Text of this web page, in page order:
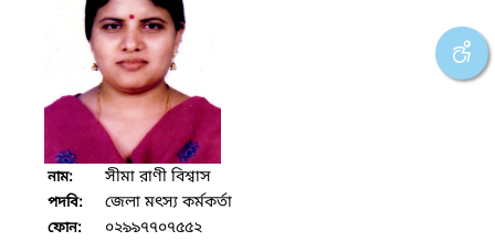
নাম: সীমা রাণী বিশ্বাস
পদবি: জেলা মৎস্য কর্মকর্তা
ফোন: ০২৯৯৭৭০৭৫৫২